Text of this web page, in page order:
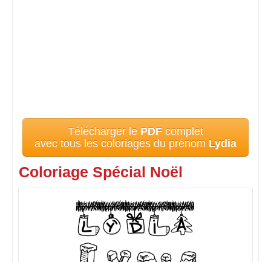
Télécharger le PDF complet
avec tous les coloriages du prénom Lydia
Coloriage Spécial Noël